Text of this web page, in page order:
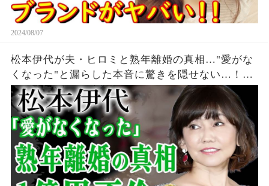
2024/08/07
松本伊代が夫・ヒロミと熟年離婚の真相…"愛がな
くなった"と漏らした本音に驚きを隠せない…！
『センチメンタル・ジャーニー』で有名な元アイ
ドルの夫が暴露された不倫の真相…1億以上貢いだ
実態に絶句！